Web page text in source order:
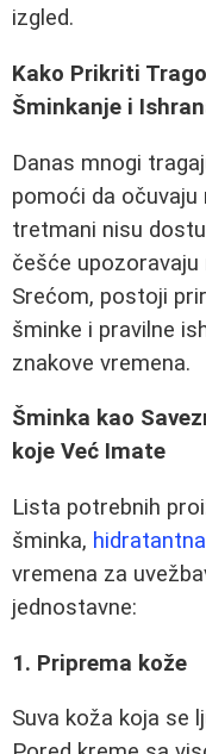
izgled.
Kako Prikriti
Šminkanje i
Danas mnogi
pomoći da očuvaju
tretmani nisu
češće upozoravaju
Srećom, postoji
šminke i pravilne
znakove vremena.
Šminka kao
koje Već Imate
Lista potrebnih
šminka,
vremena za
jednostavne:
1. Priprema kože
Suva koža koja se